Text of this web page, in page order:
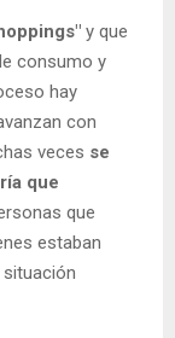
y que
consumo y
hay
con
veces se
que
que
estaban